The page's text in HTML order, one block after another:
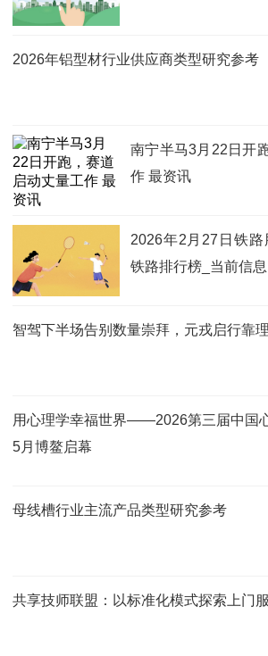
2026年铝型材行业供应商类型研究参考
南宁半马3月22日开
作 最资讯
2026年2月27日铁路
铁路排行榜_当前信息
智驾下半场告别数量崇拜，元戎启行靠
用心理学幸福世界——2026第三届中国
5月博鳌启幕
母线槽行业主流产品类型研究参考
共享技师联盟：以标准化模式探索上门